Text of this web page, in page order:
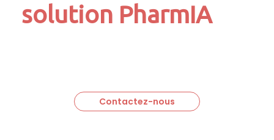
solution PharmIA
Contactez-nous